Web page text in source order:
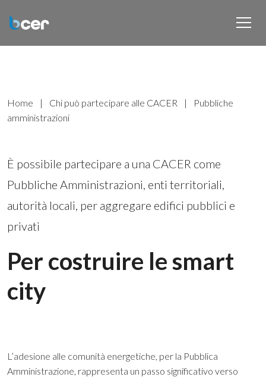
Home | Chi può partecipare alle CACER |
Pubbliche
amministrazioni
È possibile partecipare a una CACER come
Pubbliche Amministrazioni, enti territoriali,
autorità locali, per aggregare edifici pubblici e
privati
Per costruire le smart
city
L’adesione alle comunità energetiche, per la Pubblica
Amministrazione, rappresenta un passo significativo verso